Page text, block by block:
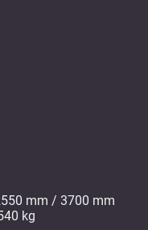
mm / 3700 mm
kg